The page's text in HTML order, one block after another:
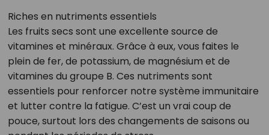
Riches en nutriments essentiels
Les fruits secs sont une excellente source de
vitamines et minéraux. Grâce à eux, vous faites le
plein de fer, de potassium, de magnésium et de
vitamines du groupe B. Ces nutriments sont
essentiels pour renforcer notre système immunitaire
et lutter contre la fatigue. C’est un vrai coup de
pouce, surtout lors des changements de saisons ou